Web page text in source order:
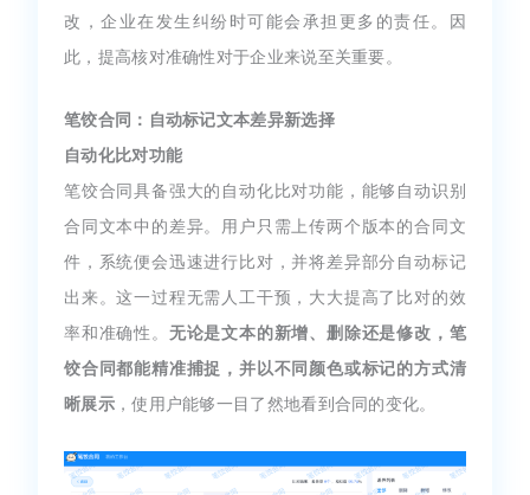
改，企业在发生纠纷时可能会承担更多的责任。因
此，提高核对准确性对于企业来说至关重要。
笔饺合同：自动标记文本差异新选择
自动化比对功能
笔饺合同具备强大的自动化比对功能，能够自动识别
合同文本中的差异。用户只需上传两个版本的合同文
件，系统便会迅速进行比对，并将差异部分自动标记
出来。这一过程无需人工干预，大大提高了比对的效
率和准确性。 无论是文本的新增、删除还是修改，笔
饺合同都能精准捕捉，并以不同颜色或标记的方式清
晰展示，使用户能够一目了然地看到合同的变化。